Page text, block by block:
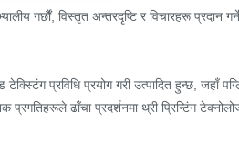
गर्छौं, विस्तृत अन्तरदृष्टि र विचारहरू प्रदान
प्रविधि प्रयोग गरी उत्पादित हुन्छ, जहाँ
प्रगतिहरूले ढाँचा प्रदर्शनमा थ्री प्रिन्टिंग